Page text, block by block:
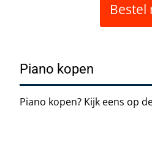
Bestel
Piano kopen
Piano kopen? Kijk eens op